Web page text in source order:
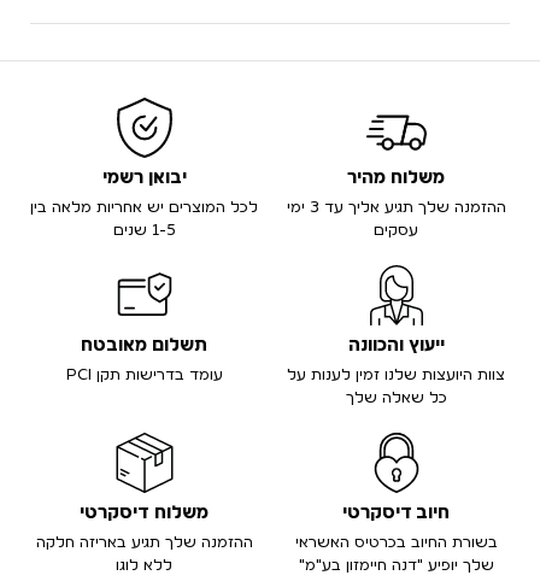
משלוח מהיר
ההזמנה שלך תגיע אליך עד 3 ימי
עסקים
יבואן רשמי
לכל המוצרים יש אחריות מלאה בין
1-5 שנים
ייעוץ והכוונה
צוות היועצות שלנו זמין לענות על
כל שאלה שלך
תשלום מאובטח
עומד בדרישות תקן PCI
חיוב דיסקרטי
בשורת החיוב בכרטיס האשראי
שלך יופיע "דנה חיימזון בע"מ"
משלוח דיסקרטי
ההזמנה שלך תגיע באריזה חלקה
ללא לוגו